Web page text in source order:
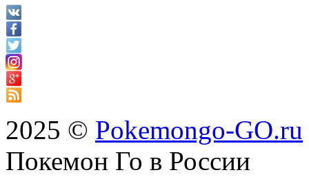
2025 © Pokemongo-GO.ru
Покемон Го в России